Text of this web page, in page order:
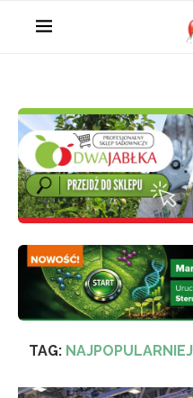
TAG: